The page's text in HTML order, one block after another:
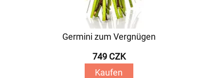
Germini zum Vergnügen
749 CZK
Kaufen